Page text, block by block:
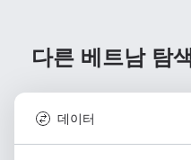
다른 베트남 탐색
데이터